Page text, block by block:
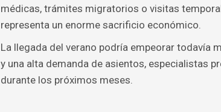
médicas, trámites migratorios o visitas
representa un enorme sacrificio económico.
La llegada del verano podría empeorar todavía
y una alta demanda de asientos, especialistas
durante los próximos meses.